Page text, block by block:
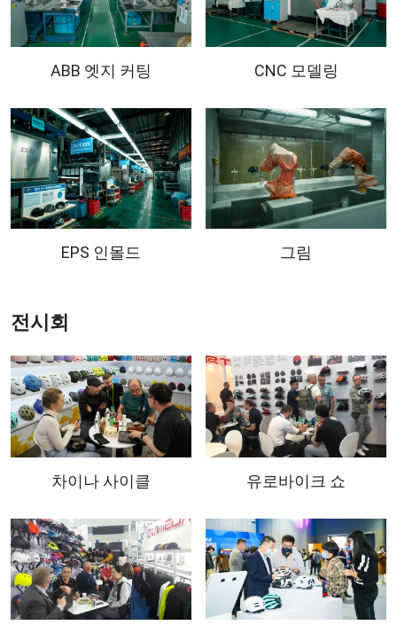
ABB 엣지 커팅 CNC 모델링
EPS 인몰드 그림
전시회
차이나 사이클 유로바이크 쇼